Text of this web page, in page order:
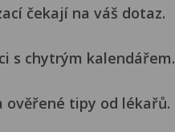
čekají na váš dotaz.
s chytrým kalendářem.
tipy od lékařů.